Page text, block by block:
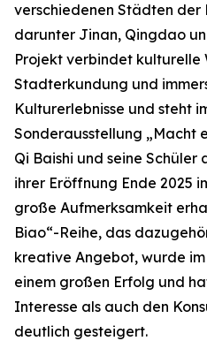
verschiedenen Städten der
darunter Jinan, Qingdao
Projekt verbindet kulturelle
Stadterkundung und
Kulturerlebnisse und steht
Sonderausstellung „Macht
Qi Baishi und seine Schüler
ihrer Eröffnung Ende 2025
große Aufmerksamkeit
Biao“-Reihe, das
kreative Angebot, wurde
einem großen Erfolg und
Interesse als auch den
deutlich gesteigert.